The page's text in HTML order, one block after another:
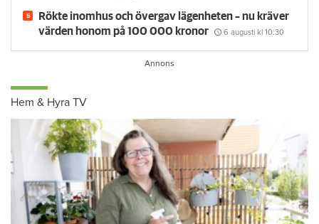
Rökte inomhus och övergav lägenheten – nu kräver
värden honom på 100 000 kronor
6 augusti kl 10:30
Hem & Hyra TV